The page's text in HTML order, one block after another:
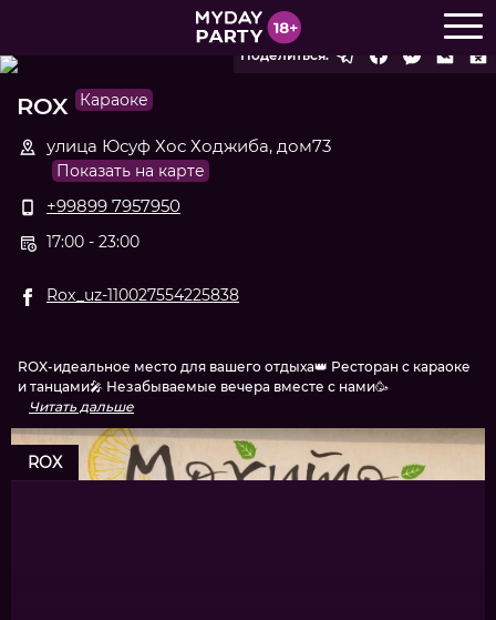
ROX Караоке
улица Юсуф Хос Ходжиба, дом73
Показать на карте
+99899 7957950
17:00 - 23:00
Rox_uz-110027554225838
Поделиться:
ROX-идеальное место для вашего отдыха👑 Ресторан с караоке
и танцами🎤 Незабываемые вечера вместе с нами🥳
Читать дальше
ROX